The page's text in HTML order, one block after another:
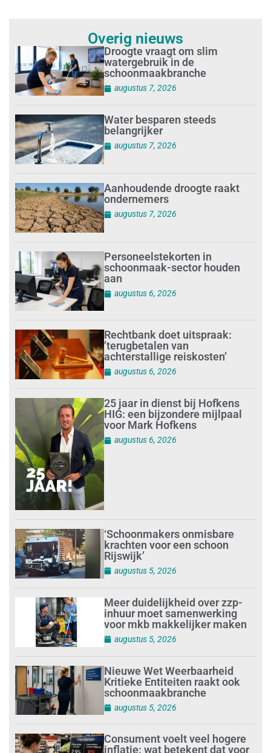
Overig nieuws
Droogte vraagt om slim
watergebruik in de
schoonmaakbranche
augustus 7, 2026
Water besparen steeds
belangrijker
augustus 7, 2026
Aanhoudende droogte raakt
ondernemers
augustus 7, 2026
Personeelstekorten in
schoonmaak-sector houden
aan
augustus 6, 2026
Rechtbank doet uitspraak:
’terugbetalen van
achterstallige reiskosten’
augustus 6, 2026
25 jaar in dienst bij Hofkens
HIG: een bijzondere mijlpaal
voor Mark Hofkens
augustus 6, 2026
‘Schoonmakers onmisbare
krachten voor een schoon
Rijswijk’
augustus 5, 2026
Meer duidelijkheid over zzp-
inhuur moet samenwerking
voor mkb makkelijker maken
augustus 5, 2026
Nieuwe Wet Weerbaarheid
Kritieke Entiteiten raakt ook
schoonmaakbranche
augustus 5, 2026
Consument voelt veel hogere
inflatie: wat betekent dat voor